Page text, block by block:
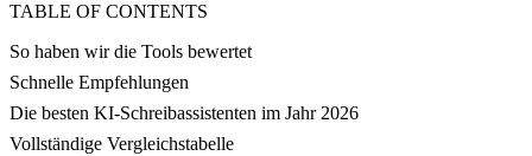
TABLE OF CONTENTS
So haben wir die Tools bewertet
Schnelle Empfehlungen
Die besten KI-Schreibassistenten im Jahr 2026
Vollständige Vergleichstabelle